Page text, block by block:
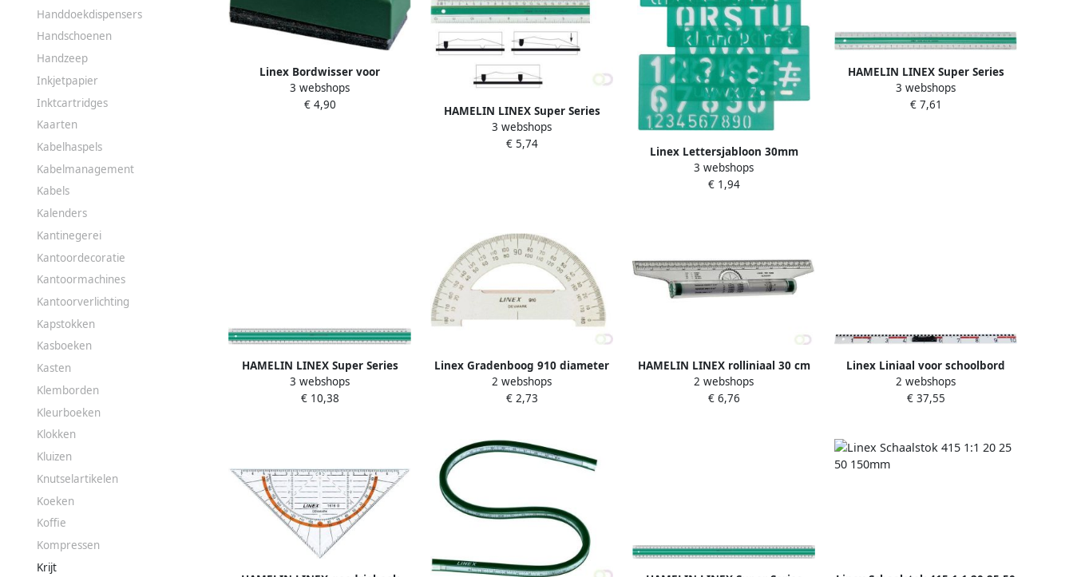
Handdoekdispensers
Handschoenen
Handzeep
Inkjetpapier
Inktcartridges
Kaarten
Kabelhaspels
Kabelmanagement
Kabels
Kalenders
Kantinegerei
Kantoordecoratie
Kantoormachines
Kantoorverlichting
Kapstokken
Kasboeken
Kasten
Klemborden
Kleurboeken
Klokken
Kluizen
Knutselartikelen
Koeken
Koffie
Kompressen
Krijt
Linex Bordwisser voor
schoolbord SPF10
3 webshops
€ 4,90
HAMELIN LINEX Super Series
liniaal 20 cm s20mm groen
3 webshops
€ 5,74
Linex Lettersjabloon 30mm
hoofdletters letters cijfers
3 webshops
€ 1,94
HAMELIN LINEX Super Series
liniaal 30 cm s30mm groen
3 webshops
€ 7,61
HAMELIN LINEX Super Series
liniaal 40 cm s40mm groen
3 webshops
€ 10,38
Linex Gradenboog 910 diameter
100mm 180graden transparant
2 webshops
€ 2,73
HAMELIN LINEX rolliniaal 30 cm
rr1000
2 webshops
€ 6,76
Linex Liniaal voor schoolbord
BBR100
2 webshops
€ 37,55